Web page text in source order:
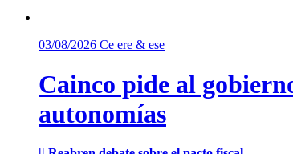
03/08/2026 Ce ere & ese
Cainco pide al
autonomías